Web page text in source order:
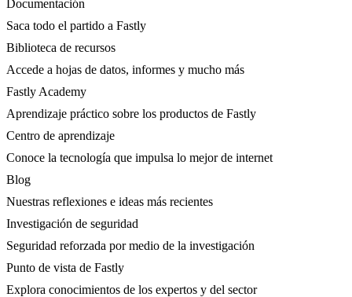
Documentación
Saca todo el partido a Fastly
Biblioteca de recursos
Accede a hojas de datos, informes y mucho más
Fastly Academy
Aprendizaje práctico sobre los productos de Fastly
Centro de aprendizaje
Conoce la tecnología que impulsa lo mejor de internet
Blog
Nuestras reflexiones e ideas más recientes
Investigación de seguridad
Seguridad reforzada por medio de la investigación
Punto de vista de Fastly
Explora conocimientos de los expertos y del sector